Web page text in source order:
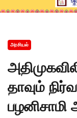
அரசியல்
தாவும்
பழனிசாமி